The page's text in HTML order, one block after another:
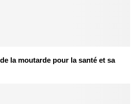
la moutarde pour la santé et sa